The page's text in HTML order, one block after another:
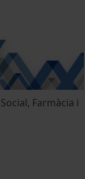
Farmàcia i